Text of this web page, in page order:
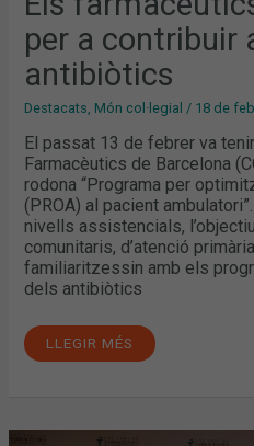
per a contribuir
antibiòtics
Destacats Món col·legial / 18 de
El passat 13 de febrer va
Farmacèutics de Barcelona
rodona “Programa per
(PROA) al pacient
nivells assistencials,
comunitaris, d’atenció
familiaritzessin amb els
dels antibiòtics
ÚS
DELS
ANTIBIÒTICS
LLEGIR MÉS